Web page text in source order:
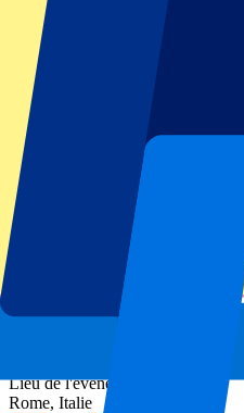
Italy vs Scotland Six
Au Stadio Olimpico, l’Italie et le
un nouveau chapitre haut en
mélange de passion italienne et
unique dans la Ville Éternelle.
déferlent dans le stade — ce
Six Nations : rugby de très haut
Envie de voir d’autres matchs ?
Nations
Six Nations 2026
Lieu de l'événement
Rome, Italie